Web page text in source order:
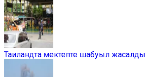
Таиландта мектепте шабуыл жасалды